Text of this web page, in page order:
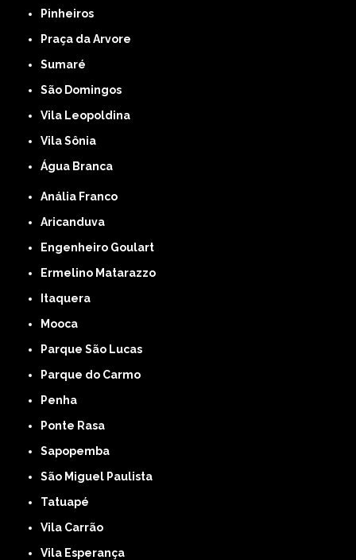
Pinheiros
Praça da Arvore
Sumaré
São Domingos
Vila Leopoldina
Vila Sônia
Água Branca
Anália Franco
Aricanduva
Engenheiro Goulart
Ermelino Matarazzo
Itaquera
Mooca
Parque São Lucas
Parque do Carmo
Penha
Ponte Rasa
Sapopemba
São Miguel Paulista
Tatuapé
Vila Carrão
Vila Esperança